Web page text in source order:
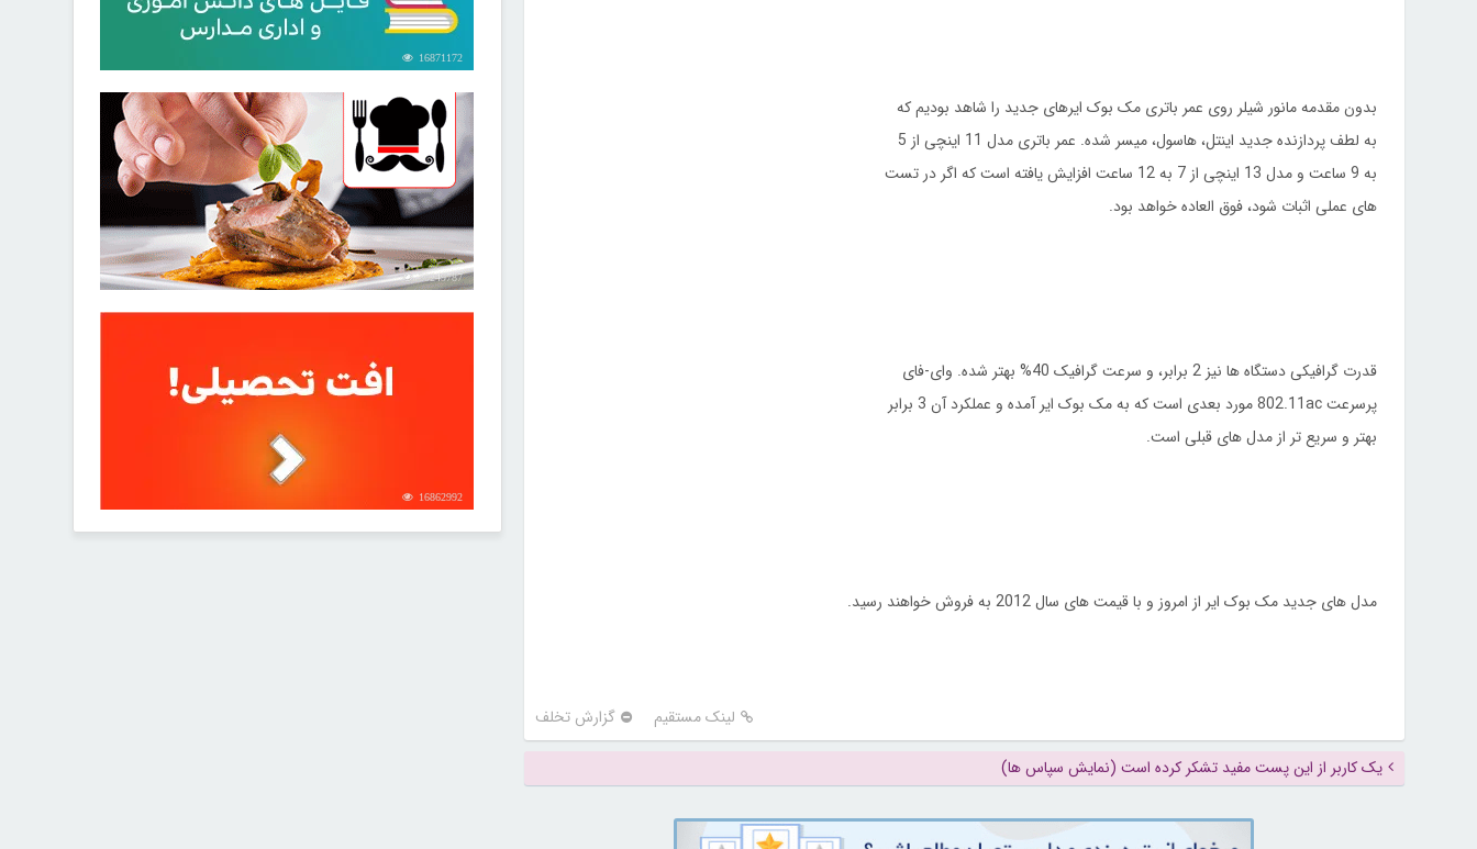
بدون مقدمه مانور شیلر روی عمر باتری مک بوک ایرهای جدید را شاهد بودیم که
به لطف پردازنده جدید اینتل، هاسول، میسر شده. عمر باتری مدل 11 اینچی از 5
به 9 ساعت و مدل 13 اینچی از 7 به 12 ساعت افزایش یافته است که اگر در تست
های عملی اثبات شود، فوق العاده خواهد بود.
قدرت گرافیکی دستگاه ها نیز 2 برابر، و سرعت گرافیک 40% بهتر شده. وای-فای
پرسرعت 802.11ac مورد بعدی است که به مک بوک ایر آمده و عملکرد آن 3 برابر
بهتر و سریع تر از مدل های قبلی است.
مدل های جدید مک بوک ایر از امروز و با قیمت های سال 2012 به فروش خواهند رسید.
لینک مستقیم گزارش تخلف
یک کاربر از این پست مفید تشکر کرده است (نمایش سپاس ها)
16871172
30249787
16862992